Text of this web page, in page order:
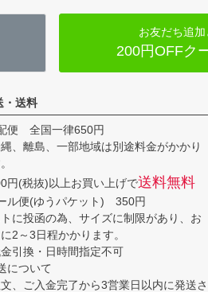
お友だち追
200円OFFク
・送料
便 全国一律650円
、離島、一部地域は別途料金がかかり
円(税抜)以上お買い上げで送料無料
ル便(ゆうパケット) 350円
に投函の為、サイズに制限があり、お
2～3日程かかります。
引換・日時間指定不可
について
、ご入金完了から3営業日以内に発送さ